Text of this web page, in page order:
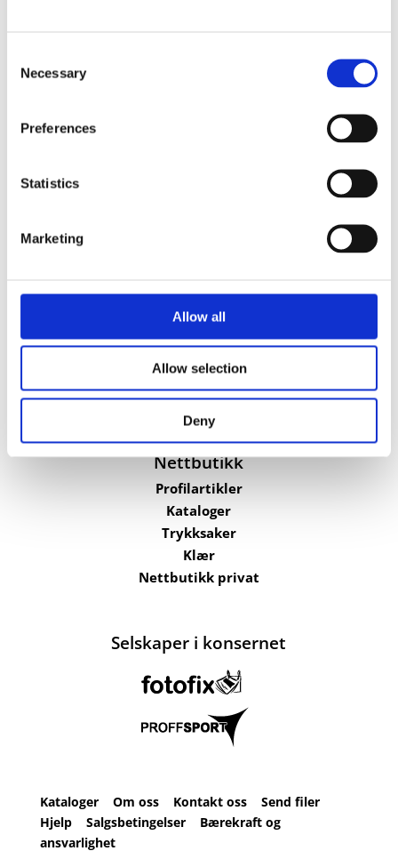
Selection
Necessary
Preferences
Statistics
Marketing
Allow all
Allow selection
Deny
Vi utvikler produkter og konsepter i alle kanaler – Alt
fra enkle produkter til sammensatte kampanjer
Kontakt
51 82 67 00
Kvalebergveien 21, 4016 Stavanger
Man – fre 08:00 – 16:00
Nettbutikk
Profilartikler
Kataloger
Trykksaker
Klær
Nettbutikk privat
Selskaper i konsernet
Kataloger Om oss Kontakt oss
Send filer
Hjelp Salgsbetingelser
Bærekraft og
ansvarlighet